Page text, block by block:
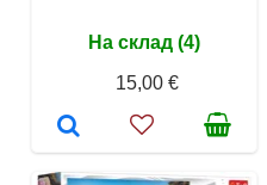
На склад (4)
15,00 €